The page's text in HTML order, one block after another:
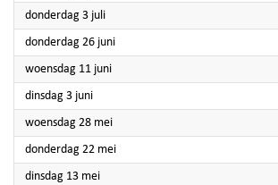
donderdag 3 juli2025
donderdag 26 juni2025
woensdag 11 juni2025
dinsdag 3 juni2025
woensdag 28 mei2025
donderdag 22 mei2025
dinsdag 13 mei2025